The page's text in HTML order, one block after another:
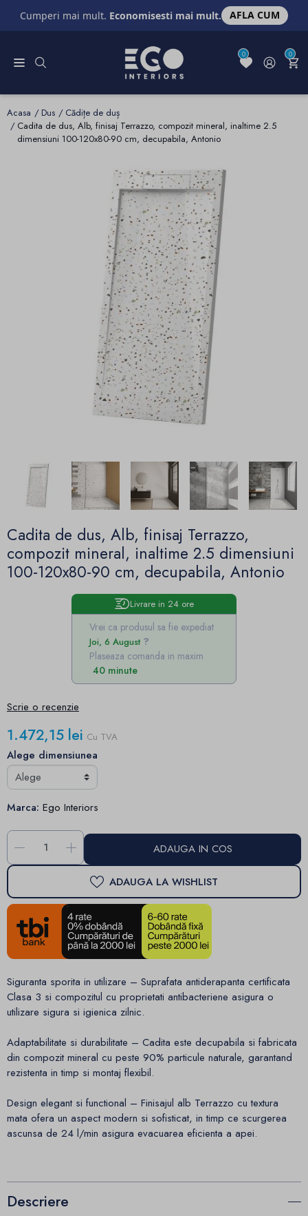
Cumperi mai mult. Economisesti mai mult. AFLA CUM
0 0
Acasa Dus
Cădițe de duș
Cadita de dus, Alb, finisaj Terrazzo, compozit mineral, inaltime 2.5
dimensiuni 100-120x80-90 cm, decupabila, Antonio
Cadita de dus, Alb, finisaj Terrazzo,
compozit mineral, inaltime 2.5 dimensiuni
100-120x80-90 cm, decupabila, Antonio
Livrare in 24 ore
Vrei ca produsul sa fie expediat
Joi, 6 August
Plaseaza comanda in maxim
40 minute
Scrie o recenzie
1.472,15 lei Cu TVA
Alege dimensiunea
Marca: Ego Interiors
- + ADAUGA IN COS
ADAUGA LA WISHLIST
Siguranta sporita in utilizare – Suprafata antiderapanta certificata
Clasa 3 si compozitul cu proprietati antibacteriene asigura o
utilizare sigura si igienica zilnic.
Adaptabilitate si durabilitate – Cadita este decupabila si fabricata
din compozit mineral cu peste 90% particule naturale, garantand
rezistenta in timp si montaj flexibil.
Design elegant si functional – Finisajul alb Terrazzo cu textura
mata ofera un aspect modern si sofisticat, in timp ce scurgerea
ascunsa de 24 l/min asigura evacuarea eficienta a apei.
Descriere